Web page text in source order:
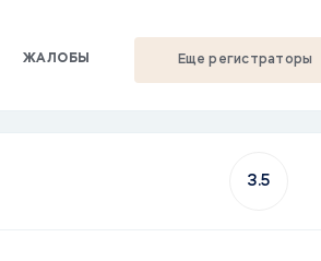
ЖАЛОБЫ Еще регистраторы
3.5